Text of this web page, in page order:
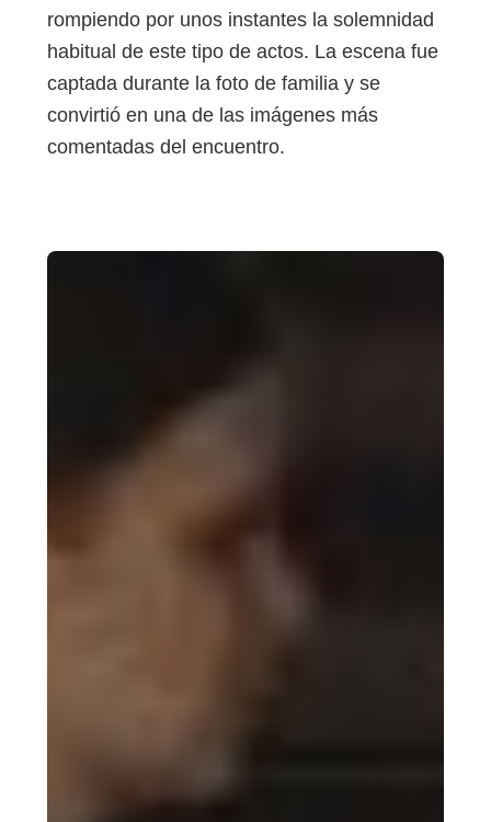
rompiendo por unos instantes la solemnidad
habitual de este tipo de actos. La escena fue
captada durante la foto de familia y se
convirtió en una de las imágenes más
comentadas del encuentro.